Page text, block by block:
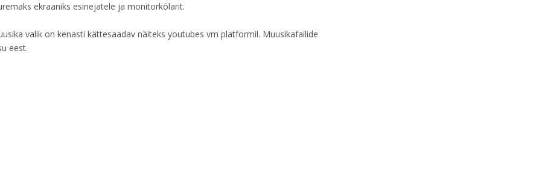
ekraaniks esinejatele ja monitorkõlarit.
valik on kenasti kättesaadav näiteks youtubes vm platformil. Muusikafailide
eest.